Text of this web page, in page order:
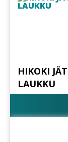
HIKOKI
LAUKKU